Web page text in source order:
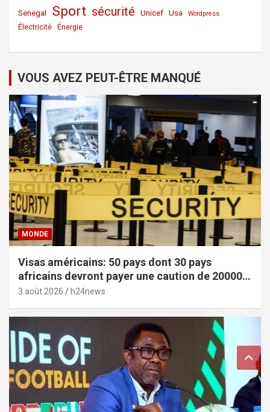
Senegal Sport sécurité Unicef Usa Wordpress
Électricité Énergie
VOUS AVEZ PEUT-ÊTRE MANQUÉ
MONDE
Visas américains: 50 pays dont 30 pays
africains devront payer une caution de 20000
dollars
3 août 2026 h24news